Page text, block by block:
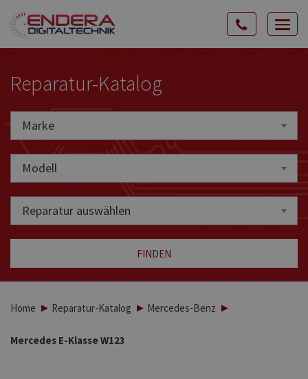
Reparatur-Katalog
MarkeMarke
Modell
Reparatur auswählen
FINDEN
Home Reparatur-Katalog Mercedes-Benz
Mercedes E-Klasse W123